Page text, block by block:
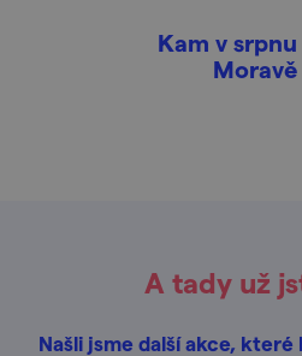
Kam v
Moravě
A tady už
Našli jsme další akce,